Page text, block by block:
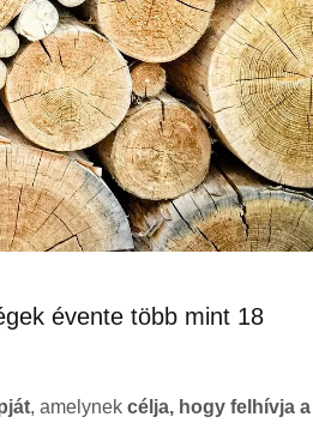
évente több mint 18
, amelynek célja, hogy felhívja a